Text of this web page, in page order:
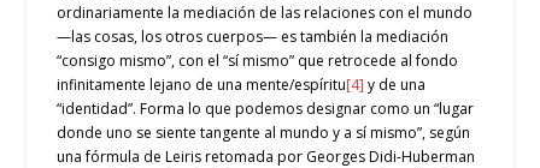
ordinariamente la mediación de las relaciones con el mundo
—las cosas, los otros cuerpos— es también la mediación
“consigo mismo”, con el “sí mismo” que retrocede al fondo
infinitamente lejano de una mente/espíritu[4] y de una
“identidad”. Forma lo que podemos designar como un “lugar
donde uno se siente tangente al mundo y a sí mismo”, según
una fórmula de Leiris retomada por Georges Didi-Huberman